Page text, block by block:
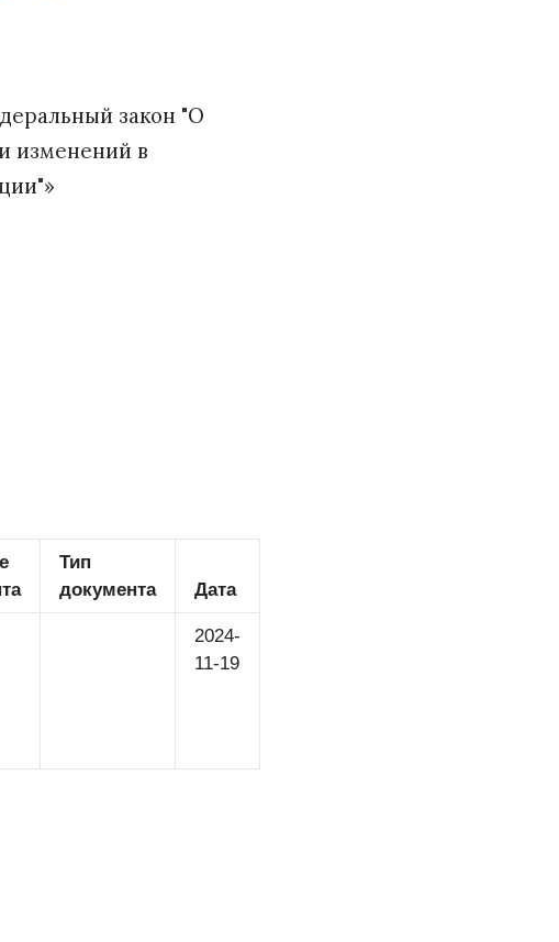
закон "О
изменений в
Тип
документа
Дата
2024-
11-19